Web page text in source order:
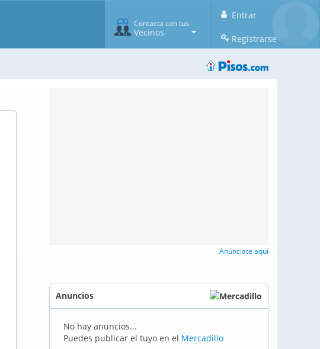
Entrar
Registrarse
Contacta con tus
Vecinos
Anúnciate aquí
Anuncios
No hay anuncios...
Puedes publicar el tuyo en el Mercadillo